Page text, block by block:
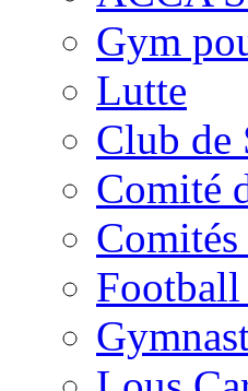
Gym
Lutte
Club de
Comité
Comités